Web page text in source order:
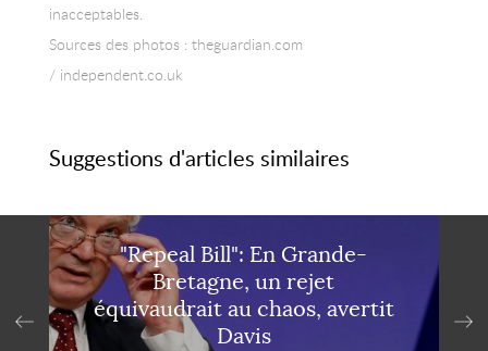
inacceptables.
Sources des photos : theguardian.com
/ independent.co.uk
Suggestions d'articles similaires
"Repeal Bill": En Grande-
Bretagne, un rejet
équivaudrait au chaos, avertit
Davis